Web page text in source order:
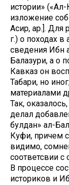
истории»
изложение
Асир, ар.]. Для
г.) о походах
сведения Ибн
Балазури, а о
Кавказ он
Табари, но
материалами
Так,
делал
булдан» ал-
Куфи, причем
видимо,
соответсвии
В процессе
историков и